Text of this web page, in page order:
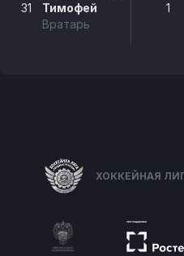
31
Тимофей
Вратарь
1
ХОККЕЙНАЯ